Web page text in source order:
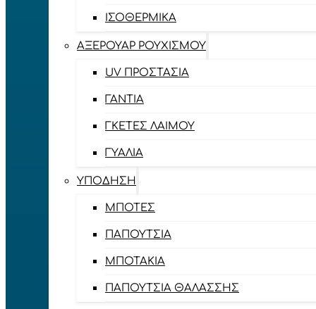
ΙΣΟΘΕΡΜΙΚΆ
ΑΞΕΡΟΥΆΡ ΡΟΥΧΙΣΜΟΎ
UV ΠΡΟΣΤΑΣΊΑ
ΓΆΝΤΙΑ
ΓΚΈΤΕΣ ΛΑΊΜΟΥ
ΓΥΑΛΙΆ
ΥΠΌΔΗΣΗ
ΜΠΌΤΕΣ
ΠΑΠΟΎΤΣΙΑ
ΜΠΟΤΆΚΙΑ
ΠΑΠΟΎΤΣΙΑ ΘΑΛΆΣΣΗΣ